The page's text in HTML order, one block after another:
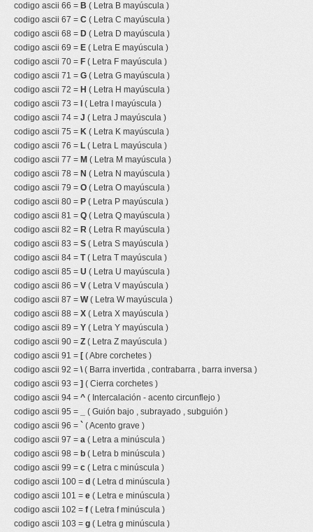
codigo ascii 66 = B ( Letra B mayúscula )
codigo ascii 67 = C ( Letra C mayúscula )
codigo ascii 68 = D ( Letra D mayúscula )
codigo ascii 69 = E ( Letra E mayúscula )
codigo ascii 70 = F ( Letra F mayúscula )
codigo ascii 71 = G ( Letra G mayúscula )
codigo ascii 72 = H ( Letra H mayúscula )
codigo ascii 73 =
( Letra I mayúscula )
codigo ascii 74 = J ( Letra J mayúscula )
codigo ascii 75 = K ( Letra K mayúscula )
codigo ascii 76 = L ( Letra L mayúscula )
codigo ascii 77 = M ( Letra M mayúscula )
codigo ascii 78 = N ( Letra N mayúscula )
codigo ascii 79 = O ( Letra O mayúscula )
codigo ascii 80 = P ( Letra P mayúscula )
codigo ascii 81 = Q ( Letra Q mayúscula )
codigo ascii 82 = R ( Letra R mayúscula )
codigo ascii 83 = S ( Letra S mayúscula )
codigo ascii 84 = T( Letra T mayúscula )
codigo ascii 85 = U ( Letra U mayúscula )
codigo ascii 86 = V ( Letra V mayúscula )
codigo ascii 87 = W( Letra W mayúscula )
codigo ascii 88 = X ( Letra X mayúscula )
codigo ascii 89 = Y ( Letra Y mayúscula )
codigo ascii 90 = Z ( Letra Z mayúscula )
codigo ascii 91 = [ ( Abre corchetes )
codigo ascii 92 = \( Barra invertida , contrabarra , barra inversa )
codigo ascii 93 = ] ( Cierra corchetes )
codigo ascii 94 = ^ ( Intercalación - acento circunflejo )
codigo ascii 95 =
( Guión bajo , subrayado , subguión )
codigo ascii 96 = ` ( Acento grave )
codigo ascii 97 = a ( Letra a minúscula )
codigo ascii 98 = b ( Letra b minúscula )
codigo ascii 99 = c ( Letra c minúscula )
codigo ascii 100 = d ( Letra d minúscula )
codigo ascii 101 = e ( Letra e minúscula )
codigo ascii 102 = f ( Letra f minúscula )
codigo ascii 103 = g ( Letra g minúscula )